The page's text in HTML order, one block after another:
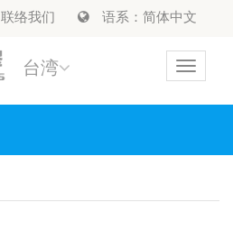
联络我们 语系：简体中文
Toggle
台湾